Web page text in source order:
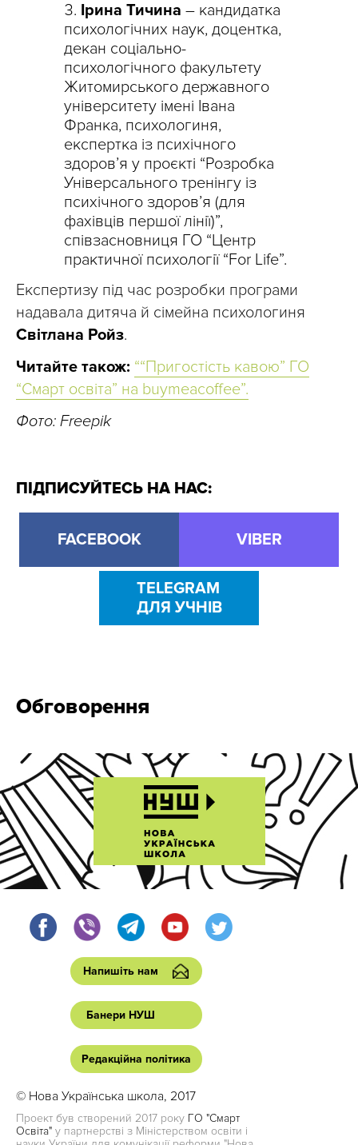
Ірина Тичина – кандидатка
психологічних наук, доцентка,
декан соціально-
психологічного факультету
Житомирського державного
університету імені Івана
Франка, психологиня,
експертка із психічного
здоров’я у проєкті “Розробка
Універсального тренінгу із
психічного здоров’я (для
фахівців першої лінії)”,
співзасновниця ГО “Центр
практичної психології “For Life”.
Експертизу під час розробки програми
надавала дитяча й сімейна психологиня
Світлана Ройз.
Читайте також: ““Пригостість кавою” ГО
“Смарт освіта” на buymeacoffee”.
Фото: Freepik
ПІДПИСУЙТЕСЬ НА НАС:
FACEBOOK VIBER
TELEGRAM
ДЛЯ УЧНІВ
Обговорення
Напишіть нам
Банери НУШ
Редакційна політика
© Нова Українська школа, 2017
Проект був створений 2017 року ГО "Смарт
Освіта" у партнерстві з Міністерством освіти і